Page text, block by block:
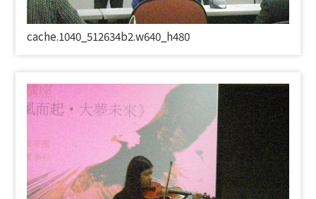
cache.1040_512634b2.w640_h480